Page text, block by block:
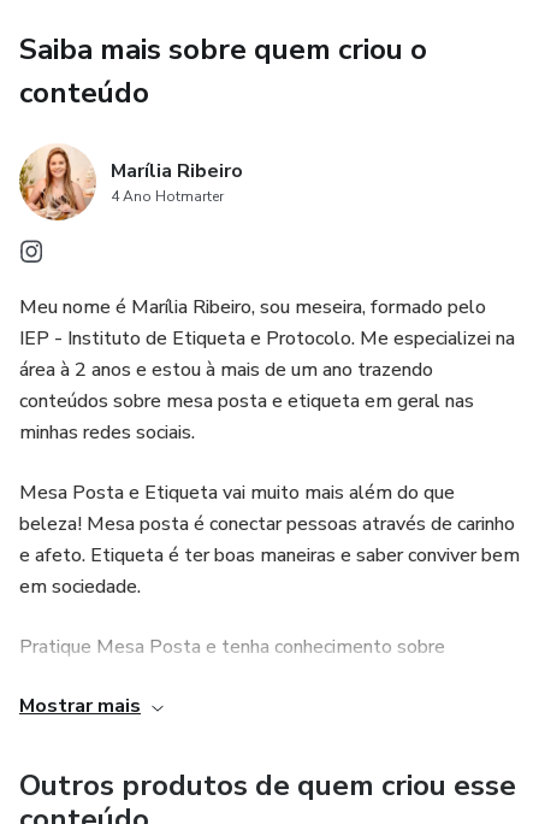
Saiba mais sobre quem criou o
conteúdo
Marília Ribeiro
4 Ano Hotmarter
Meu nome é Marília Ribeiro, sou meseira, formado pelo
IEP - Instituto de Etiqueta e Protocolo. Me especializei na
área à 2 anos e estou à mais de um ano trazendo
conteúdos sobre mesa posta e etiqueta em geral nas
minhas redes sociais.
Mesa Posta e Etiqueta vai muito mais além do que
beleza! Mesa posta é conectar pessoas através de carinho
e afeto. Etiqueta é ter boas maneiras e saber conviver bem
em sociedade.
Pratique Mesa Posta e tenha conhecimento sobre
em qualquer tipo de situação ou ocasião!
Mostrar mais
Outros produtos de quem criou esse